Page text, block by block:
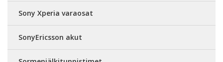
Sony Xperia varaosat
SonyEricsson akut